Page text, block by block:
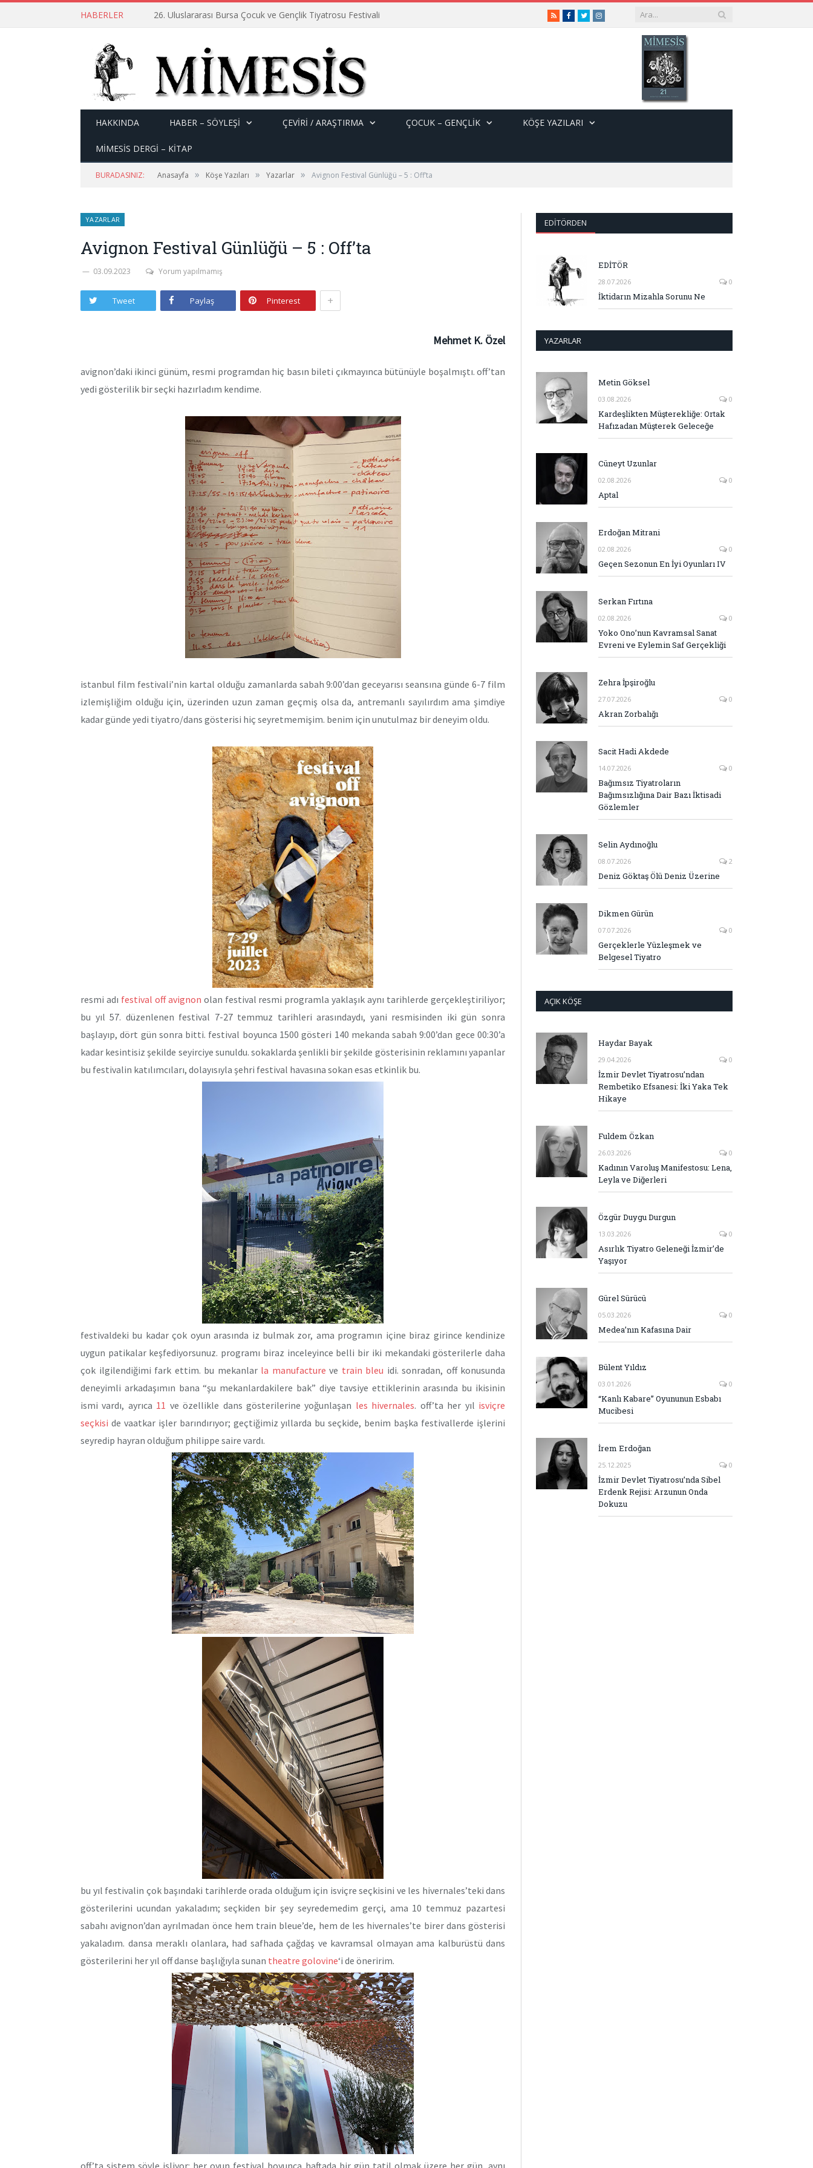
HABERLER 26. Uluslararası Bursa Çocuk ve Gençlik Tiyatrosu Festivali RSSFacebook
TwitterInstagram
HAKKINDA HABER – SÖYLEŞI ÇEVİRİ / ARAŞTIRMA ÇOCUK – GENÇLIK KÖŞE YAZILARI
MİMESİS DERGİ – KİTAP
BURADASINIZ: Anasayfa » Köşe Yazıları » Yazarlar » Avignon Festival Günlüğü – 5 : Off’ta
YAZARLAR
Avignon Festival Günlüğü – 5 : Off’ta
03.09.2023 Yorum yapılmamış
Tweet Paylaş Pinterest +
Mehmet K. Özel
avignon’daki ikinci günüm, resmi programdan hiç basın bileti çıkmayınca bütünüyle boşalmıştı. off’tan
yedi gösterilik bir seçki hazırladım kendime.
istanbul film festivali’nin kartal olduğu zamanlarda sabah 9:00’dan geceyarısı seansına günde 6-7 film
izlemişliğim olduğu için, üzerinden uzun zaman geçmiş olsa da, antremanlı sayılırdım ama şimdiye
kadar günde yedi tiyatro/dans gösterisi hiç seyretmemişim. benim için unutulmaz bir deneyim oldu.
resmi adı festival off avignon olan festival resmi programla yaklaşık aynı tarihlerde gerçekleştiriliyor;
bu yıl 57. düzenlenen festival 7-27 temmuz tarihleri arasındaydı, yani resmisinden iki gün sonra
başlayıp, dört gün sonra bitti. festival boyunca 1500 gösteri 140 mekanda sabah 9:00’dan gece 00:30’a
kadar kesintisiz şekilde seyirciye sunuldu. sokaklarda şenlikli bir şekilde gösterisinin reklamını yapanlar
bu festivalin katılımcıları, dolayısıyla şehri festival havasına sokan esas etkinlik bu.
festivaldeki bu kadar çok oyun arasında iz bulmak zor, ama programın içine biraz girince kendinize
uygun patikalar keşfediyorsunuz. programı biraz inceleyince belli bir iki mekandaki gösterilerle daha
çok ilgilendiğimi fark ettim. bu mekanlar la manufacture ve train bleu idi. sonradan, off konusunda
deneyimli arkadaşımın bana “şu mekanlardakilere bak” diye tavsiye ettiklerinin arasında bu ikisinin
ismi vardı, ayrıca 11 ve özellikle dans gösterilerine yoğunlaşan les hivernales. off’ta her yıl isviçre
seçkisi de vaatkar işler barındırıyor; geçtiğimiz yıllarda bu seçkide, benim başka festivallerde işlerini
seyredip hayran olduğum philippe saire vardı.
bu yıl festivalin çok başındaki tarihlerde orada olduğum için isviçre seçkisini ve les hivernales’teki dans
gösterilerini ucundan yakaladım; seçkiden bir şey seyredemedim gerçi, ama 10 temmuz pazartesi
sabahı avignon’dan ayrılmadan önce hem train bleue’de, hem de les hivernales’te birer dans gösterisi
yakaladım. dansa meraklı olanlara, had safhada çağdaş ve kavramsal olmayan ama kalburüstü dans
gösterilerini her yıl off danse başlığıyla sunan theatre golovine‘i de öneririm.
EDITÖRDEN
EDİTÖR
28.07.2026 0
İktidarın Mizahla Sorunu Ne
YAZARLAR
Metin Göksel
03.08.2026 0
Kardeşlikten Müşterekliğe: Ortak
Hafızadan Müşterek Geleceğe
Cüneyt Uzunlar
02.08.2026 0
Aptal
Erdoğan Mitrani
02.08.2026 0
Geçen Sezonun En İyi Oyunları IV
Serkan Fırtına
02.08.2026 0
Yoko Ono’nun Kavramsal Sanat
Evreni ve Eylemin Saf Gerçekliği
Zehra İpşiroğlu
27.07.2026 0
Akran Zorbalığı
Sacit Hadi Akdede
14.07.2026 0
Bağımsız Tiyatroların
Bağımsızlığına Dair Bazı İktisadi
Gözlemler
Selin Aydınoğlu
08.07.2026 2
Deniz Göktaş Ölü Deniz Üzerine
Dikmen Gürün
07.07.2026 0
Gerçeklerle Yüzleşmek ve
Belgesel Tiyatro
AÇIK KÖŞE
Haydar Bayak
29.04.2026 0
İzmir Devlet Tiyatrosu’ndan
Rembetiko Efsanesi: İki Yaka Tek
Hikaye
Fuldem Özkan
26.03.2026 0
Kadının Varoluş Manifestosu: Lena,
Leyla ve Diğerleri
Özgür Duygu Durgun
13.03.2026 0
Asırlık Tiyatro Geleneği İzmir’de
Yaşıyor
Gürel Sürücü
05.03.2026 0
Medea’nın Kafasına Dair
Bülent Yıldız
03.01.2026 0
“Kanlı Kabare” Oyununun Esbabı
Mucibesi
İrem Erdoğan
25.12.2025 0
İzmir Devlet Tiyatrosu’nda Sibel
Erdenk Rejisi: Arzunun Onda
Dokuzu